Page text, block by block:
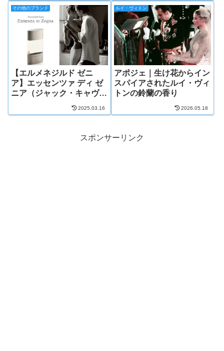
その他のブランド
【エルメネジルド ゼニ
ア】エッセンツァ ディ ゼ
ニア（ジャック・キャヴァ
ス）
2025.03.16
ルイ・ヴィトン
アポジェ｜生け花からイン
スパイアされたルイ・ヴィ
トンの鈴蘭の香り
2026.05.18
スポンサーリンク